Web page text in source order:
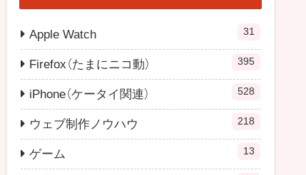
Apple Watch 31
Firefox（たまにニコ動） 395
iPhone（ケータイ関連） 528
ウェブ制作ノウハウ 218
ゲーム 13